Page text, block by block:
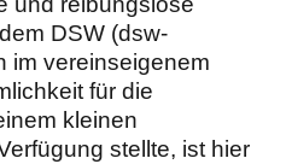
DSW (dsw-
im vereinseigenem
für die
kleinen
stellte, ist hier